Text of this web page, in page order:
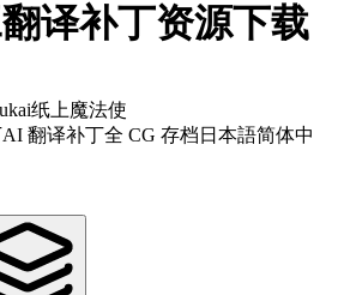
译补丁资源下载
纸上魔法使
AI 翻译补丁全 CG 存档 日本語简体中